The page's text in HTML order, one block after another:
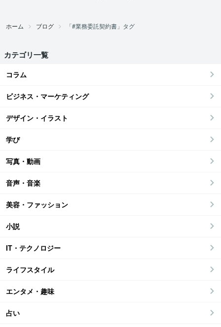
ホーム ブログ 「#業務委託契約書」タグ
カテゴリ一覧
コラム
ビジネス・マーケティング
デザイン・イラスト
学び
写真・動画
音声・音楽
美容・ファッション
小説
IT・テクノロジー
ライフスタイル
エンタメ・趣味
占い